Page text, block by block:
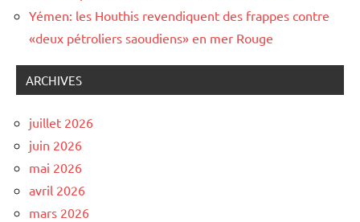
Yémen: les Houthis revendiquent des frappes contre
«deux pétroliers saoudiens» en mer Rouge
ARCHIVES
juillet 2026
juin 2026
mai 2026
avril 2026
mars 2026